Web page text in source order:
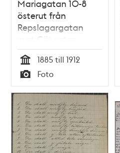
Mariagatan 10-8
österut från
Repslagargatan
mot Götgatan,
därefter ligger Peter
Myndes Backe 6
med Katarinahissen
i fonden. Huset
Peter Myndes Backe
6 är Södra
Stadshuset, nu
Stockholms
stadsmuseum
Tid
1885 till 1912
Typ
Foto